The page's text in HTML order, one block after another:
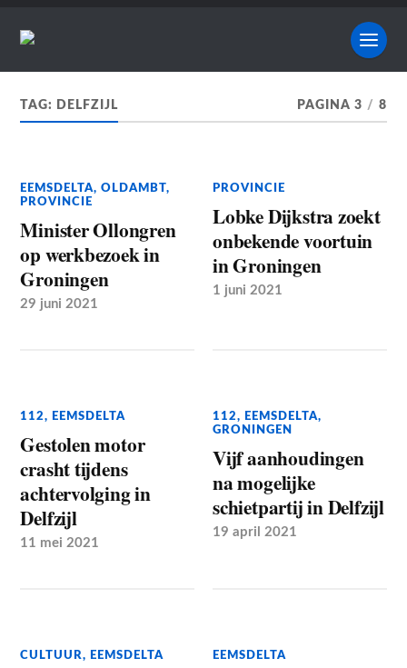
TAG: DELFZIJL PAGINA 3 / 8
EEMSDELTA,OLDAMBT,
PROVINCIE
Minister Ollongren
op werkbezoek in
Groningen
29 juni 2021
PROVINCIE
Lobke Dijkstra zoekt
onbekende voortuin
in Groningen
1 juni 2021
112, EEMSDELTA
Gestolen motor
crasht tijdens
achtervolging in
Delfzijl
11 mei 2021
112, EEMSDELTA,
GRONINGEN
Vijf aanhoudingen
na mogelijke
schietpartij in Delfzijl
19 april 2021
CULTUUR, EEMSDELTA EEMSDELTA